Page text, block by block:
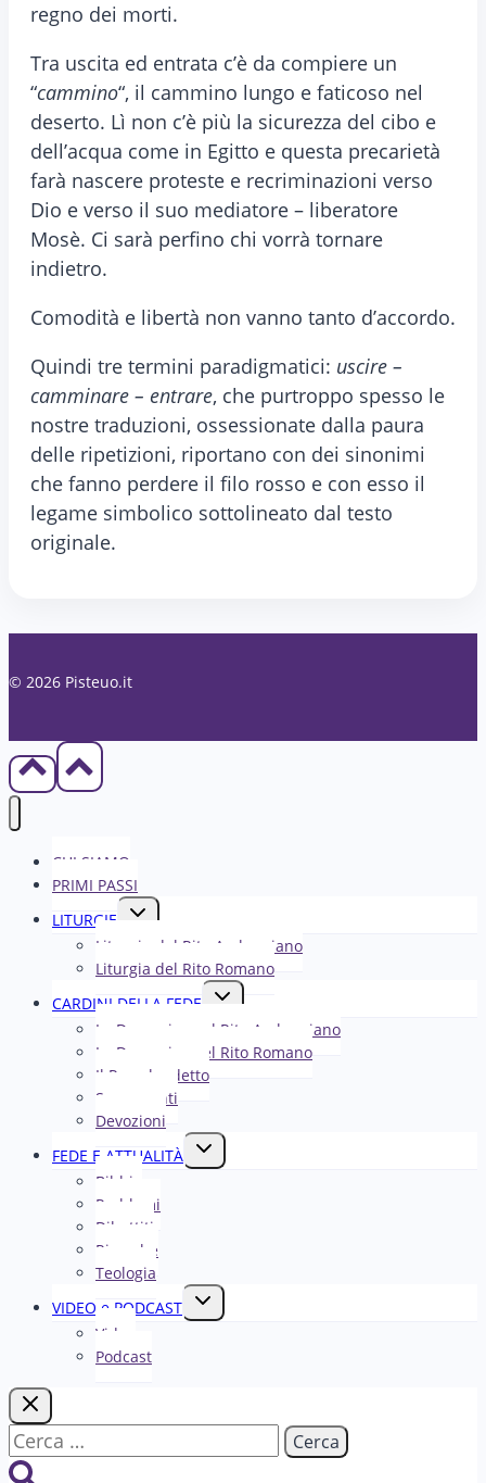
regno dei morti.
Tra uscita ed entrata c’è da compiere un
“cammino“, il cammino lungo e faticoso nel
deserto. Lì non c’è più la sicurezza del cibo e
dell’acqua come in Egitto e questa precarietà
farà nascere proteste e recriminazioni verso
Dio e verso il suo mediatore – liberatore
Mosè. Ci sarà perfino chi vorrà tornare
indietro.
Comodità e libertà non vanno tanto d’accordo.
Quindi tre termini paradigmatici: uscire –
camminare – entrare, che purtroppo spesso le
nostre traduzioni, ossessionate dalla paura
delle ripetizioni, riportano con dei sinonimi
che fanno perdere il filo rosso e con esso il
legame simbolico sottolineato dal testo
originale.
© 2026 Pisteuo.it
CHI SIAMO
PRIMI PASSI
LITURGIE
Alterna
figlio
Liturgia del Rito Ambrosiano
Liturgia del Rito Romano
CARDINI DELLA FEDE
Alterna
figlio
La Domenica nel R​​​​​​ito Ambrosiano
La Domenica nel Rito Romano
Il Papa ha detto
Sacramenti
Devozioni
FEDE E ATTUALITÀ
Alterna
menu
Bibbia
Problemi
Dibattiti
Ricerche
Teologia
VIDEO e PODCAST
Alterna
menu
Video
Podcast
Ricerca
per: